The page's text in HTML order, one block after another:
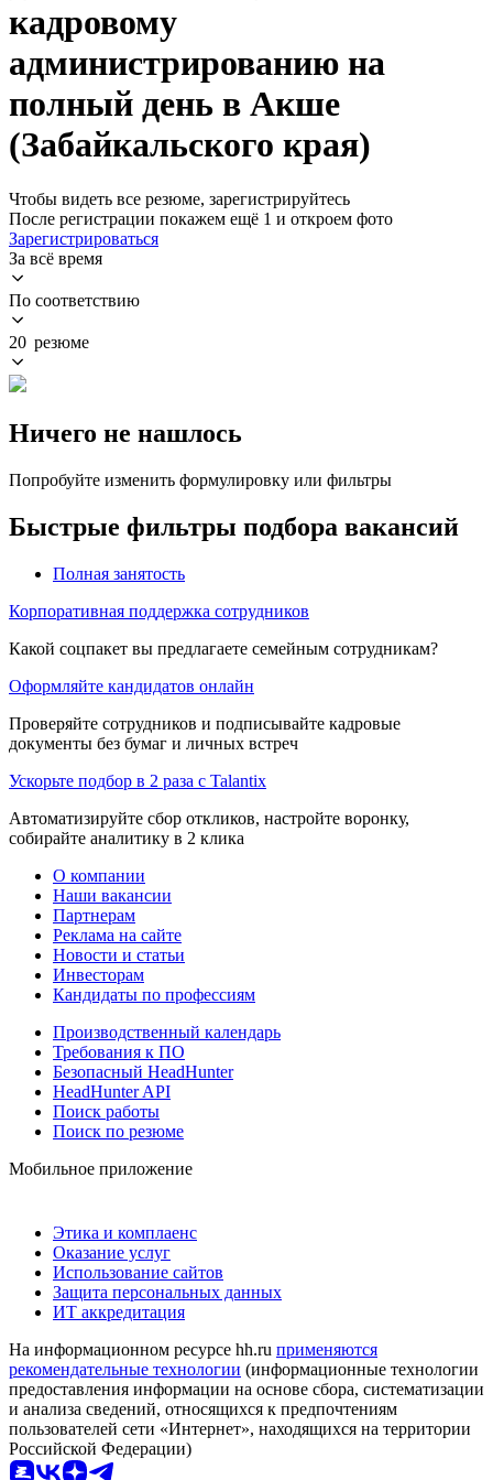
кадровому
администрированию на
полный день в Акше
(Забайкальского края)
Чтобы видеть все резюме, зарегистрируйтесь
После регистрации покажем ещё 1 и откроем фото
Зарегистрироваться
За всё время
По соответствию
20 резюме
Ничего не нашлось
Попробуйте изменить формулировку или фильтры
Быстрые фильтры подбора вакансий
Полная занятость
Корпоративная поддержка сотрудников
Какой соцпакет вы предлагаете семейным сотрудникам?
Оформляйте кандидатов онлайн
Проверяйте сотрудников и подписывайте кадровые
документы без бумаг и личных встреч
Ускорьте подбор в 2 раза с Talantix
Автоматизируйте сбор откликов, настройте воронку,
собирайте аналитику в 2 клика
О компании
Наши вакансии
Партнерам
Реклама на сайте
Новости и статьи
Инвесторам
Кандидаты по профессиям
Производственный календарь
Требования к ПО
Безопасный HeadHunter
HeadHunter API
Поиск работы
Поиск по резюме
Мобильное приложение
Этика и комплаенс
Оказание услуг
Использование сайтов
Защита персональных данных
ИТ аккредитация
На информационном ресурсе hh.ru применяются
рекомендательные технологии (информационные технологии
предоставления информации на основе сбора, систематизации
и анализа сведений, относящихся к предпочтениям
пользователей сети «Интернет», находящихся на территории
Российской Федерации)